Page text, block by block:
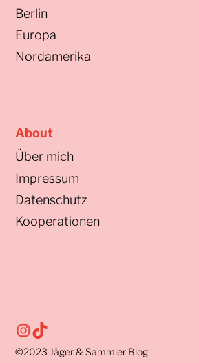
Berlin
Europa
Nordamerika
About
Über mich
Impressum
Datenschutz
Kooperationen
Instagram
TikTok
©2023 Jäger & Sammler Blog